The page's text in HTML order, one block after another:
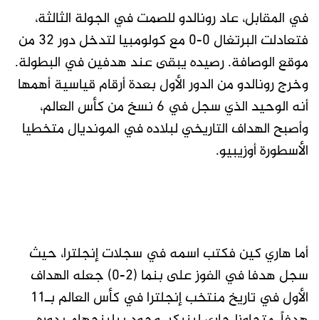
في المقابل، عاد رونالدو للصمت في الجولة الثالثة،
فتعادلت البرتغال 0-0 مع كولومبيا لتدخل دور 32 من
موقع الوصافة. رصيده يبقى عند هدفين في البطولة.
وخرج رونالدو من الدور الأول بعدة أرقام قياسية أهمها
أنه الوحيد الذي سجل في 6 نسخ من كأس العالم،
وأصبح الهداف التاريخي لبلاده في المونديال متخطيا
الأسطورة أوزيبيو.
أما هاري كين فكتب اسمه في سجلات إنجلترا، حيث
سجل هدفا في الفوز على بنما (2-0) جعله الهداف
الأول في تاريخ منتخب إنجلترا في كأس العالم بـ11